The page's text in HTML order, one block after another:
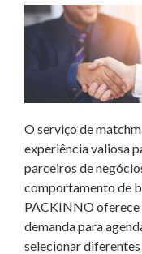
O serviço de
experiência valiosa
parceiros de
comportamento de
PACKINNOoferece
demanda para
selecionar